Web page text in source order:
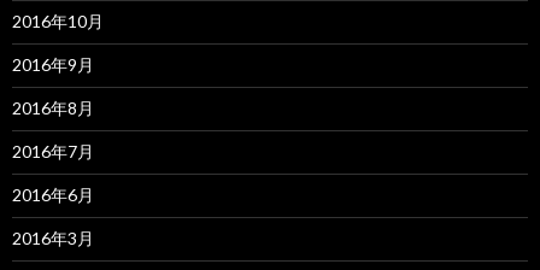
2016年10月
2016年9月
2016年8月
2016年7月
2016年6月
2016年3月